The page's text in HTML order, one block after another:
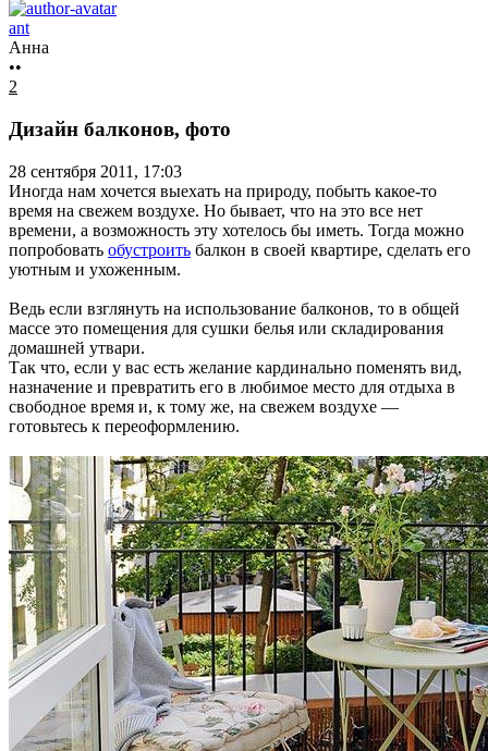
ant
Анна
••
2
Дизайн балконов, фото
28 сентября 2011, 17:03
Иногда нам хочется выехать на природу, побыть какое-то
время на свежем воздухе. Но бывает, что на это все нет
времени, а возможность эту хотелось бы иметь. Тогда можно
попробовать обустроить балкон в своей квартире, сделать его
уютным и ухоженным.
Ведь если взглянуть на использование балконов, то в общей
массе это помещения для сушки белья или складирования
домашней утвари.
Так что, если у вас есть желание кардинально поменять вид,
назначение и превратить его в любимое место для отдыха в
свободное время и, к тому же, на свежем воздухе —
готовьтесь к переоформлению.